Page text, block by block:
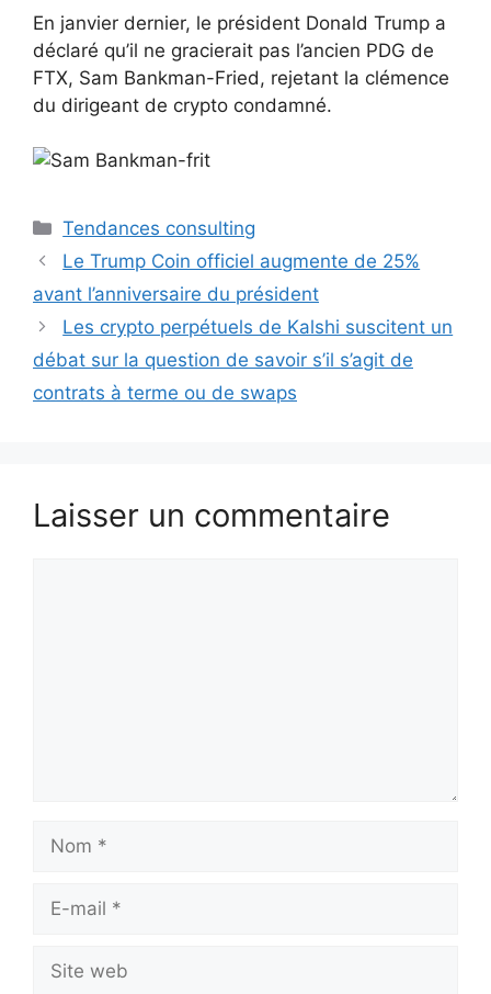
En janvier dernier, le président Donald Trump a
déclaré qu’il ne gracierait pas l’ancien PDG de
FTX, Sam Bankman-Fried, rejetant la clémence
du dirigeant de crypto condamné.
Catégories
Tendances consulting
Le Trump Coin officiel augmente de 25%
avant l’anniversaire du président
Les crypto perpétuels de Kalshi suscitent un
débat sur la question de savoir s’il s’agit de
contrats à terme ou de swaps
Laisser un commentaire
Nom
Site
web